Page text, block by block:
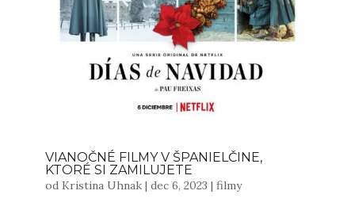
VIANOČNÉ FILMY V ŠPANIELČINE,
KTORÉ SI ZAMILUJETE
od Kristina Uhnak| dec 6, 2023 | filmy